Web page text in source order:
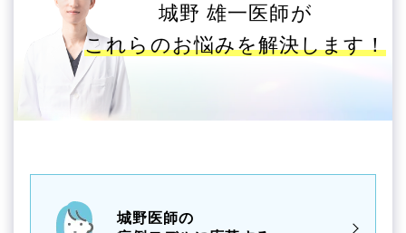
城野 雄一医師が
これらのお悩みを解決します！
城野医師の